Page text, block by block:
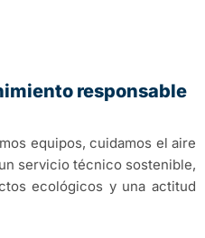
responsable
equipos, cuidamos el aire
servicio técnico sostenible,
ecológicos y una actitud